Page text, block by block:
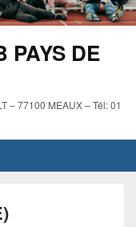
PAYS DE
– 77100 MEAUX – Tél: 01